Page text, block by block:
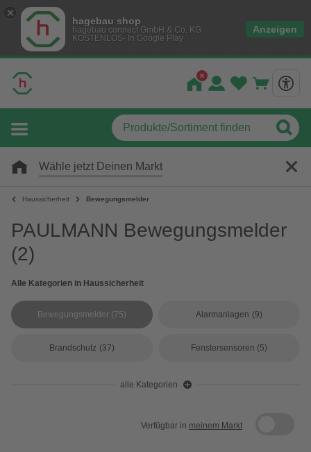
hagebau shop
hagebau connect GmbH & Co. KG
KOSTENLOS- In Google Play
Anzeigen
Wähle jetzt Deinen Markt
Haussicherheit Bewegungsmelder
PAULMANN Bewegungsmelder
(2)
Alle Kategorien in Haussicherheit
Bewegungsmelder (75) Alarmanlagen (9)
Brandschutz (37) Fenstersensoren (5)
alle Kategorien
Verfügbar in meinem Markt